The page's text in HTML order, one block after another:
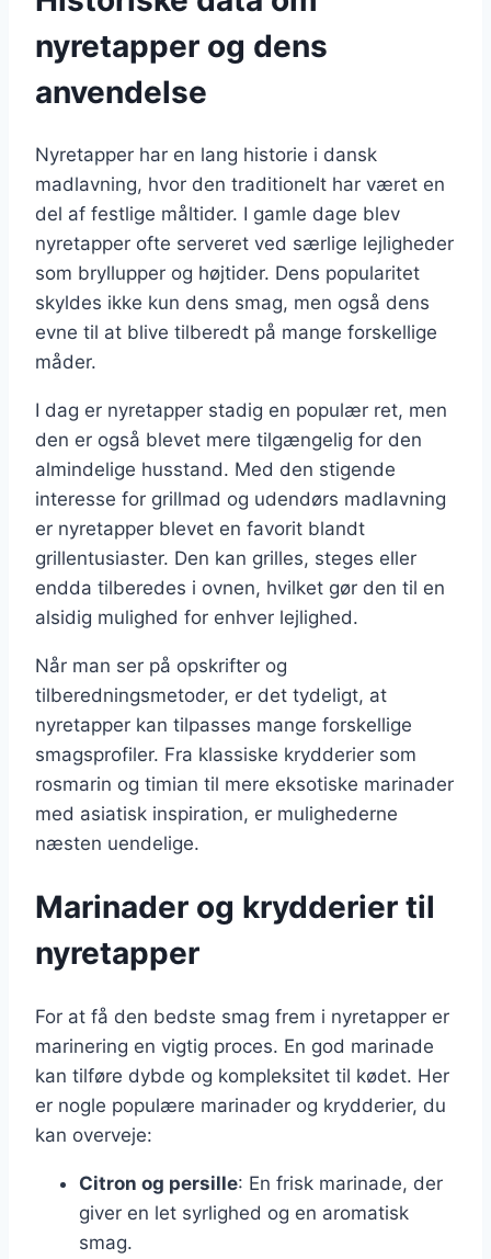
nyretapper og dens
anvendelse
Nyretapper har en lang historie i dansk
madlavning, hvor den traditionelt har været en
del af festlige måltider. I gamle dage blev
nyretapper ofte serveret ved særlige lejligheder
som bryllupper og højtider. Dens popularitet
skyldes ikke kun dens smag, men også dens
evne til at blive tilberedt på mange forskellige
måder.
I dag er nyretapper stadig en populær ret, men
den er også blevet mere tilgængelig for den
almindelige husstand. Med den stigende
interesse for grillmad og udendørs madlavning
er nyretapper blevet en favorit blandt
grillentusiaster. Den kan grilles, steges eller
endda tilberedes i ovnen, hvilket gør den til en
alsidig mulighed for enhver lejlighed.
Når man ser på opskrifter og
tilberedningsmetoder, er det tydeligt, at
nyretapper kan tilpasses mange forskellige
smagsprofiler. Fra klassiske krydderier som
rosmarin og timian til mere eksotiske marinader
med asiatisk inspiration, er mulighederne
næsten uendelige.
Marinader og krydderier til
nyretapper
For at få den bedste smag frem i nyretapper er
marinering en vigtig proces. En god marinade
kan tilføre dybde og kompleksitet til kødet. Her
er nogle populære marinader og krydderier, du
kan overveje:
Citron og persille: En frisk marinade, der
giver en let syrlighed og en aromatisk
smag.